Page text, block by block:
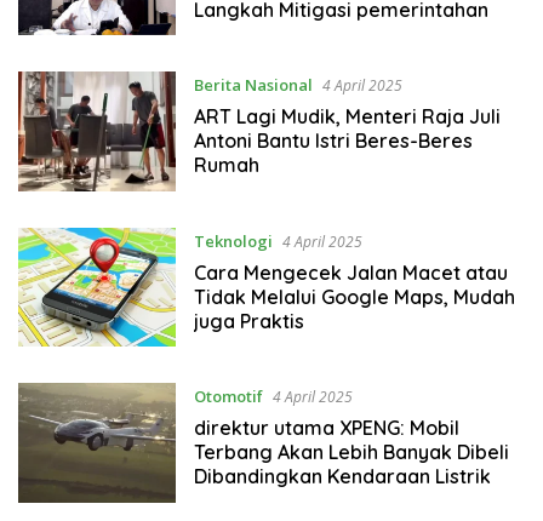
Langkah Mitigasi pemerintahan
Berita Nasional 4 April 2025
ART Lagi Mudik, Menteri Raja Juli
Antoni Bantu Istri Beres-Beres
Rumah
Teknologi 4 April 2025
Cara Mengecek Jalan Macet atau
Tidak Melalui Google Maps, Mudah
juga Praktis
Otomotif 4 April 2025
direktur utama XPENG: Mobil
Terbang Akan Lebih Banyak Dibeli
Dibandingkan Kendaraan Listrik